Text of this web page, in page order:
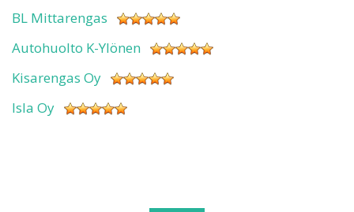
BL Mittarengas
Autohuolto K-Ylönen
Kisarengas Oy
Isla Oy